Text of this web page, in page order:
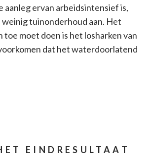
aanleg ervan arbeidsintensief is,
weinig tuinonderhoud aan. Het
toe moet doen is het losharken van
dat het waterdoorlatend
EINDRESULTAAT